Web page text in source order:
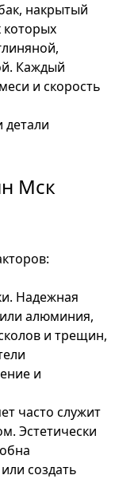
накрытый
которых
Каждый
и скорость
детали
Мск
Надежная
алюминия,
и трещин,
и
часто служит
Эстетически
создать